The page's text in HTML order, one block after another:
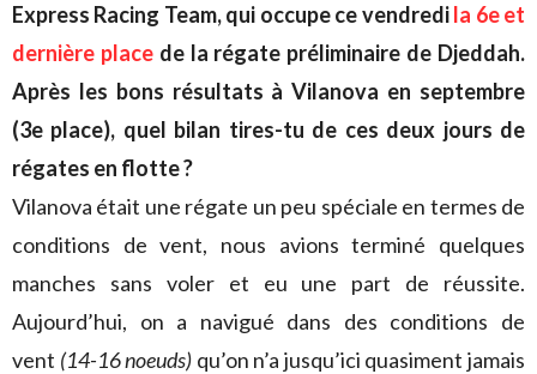
Express Racing Team, qui occupe ce vendredila 6e et
dernière placede la régate préliminaire de Djeddah.
Après les bons résultats à Vilanova en septembre
(3e place), quel bilan tires-tu de ces deux jours de
régates en flotte ?
Vilanova était une régate un peu spéciale en termes de
conditions de vent, nous avions terminé quelques
manches sans voler et eu une part de réussite.
Aujourd’hui, on a navigué dans des conditions de
vent (14-16 noeuds) qu’on n’a jusqu’ici quasiment jamais